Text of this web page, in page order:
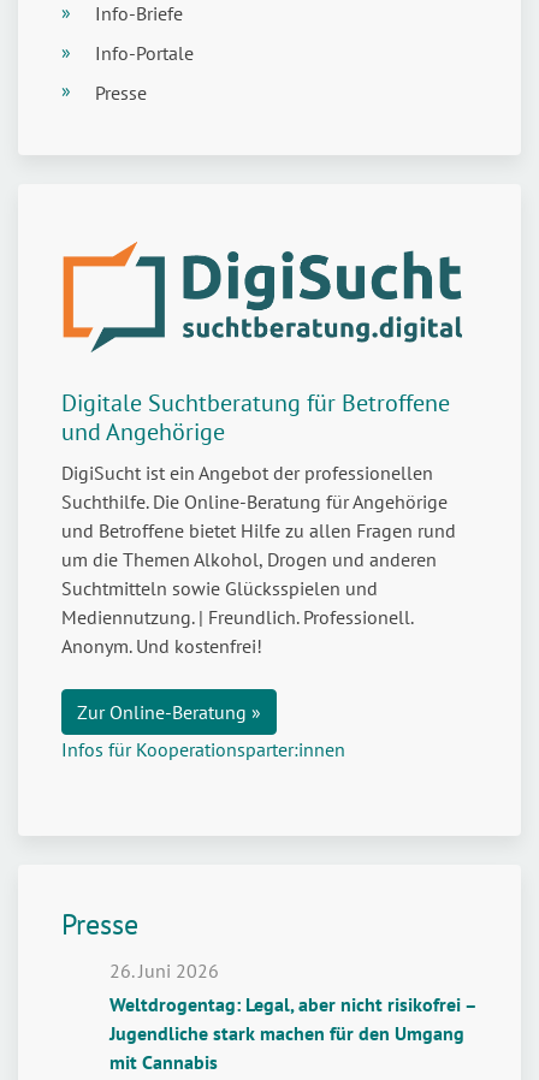
Info-Briefe
Info-Portale
Presse
Digitale Suchtberatung für Betroffene
und Angehörige
DigiSucht ist ein Angebot der professionellen
Suchthilfe. Die Online-Beratung für Angehörige
und Betroffene bietet Hilfe zu allen Fragen rund
um die Themen Alkohol, Drogen und anderen
Suchtmitteln sowie Glücksspielen und
Mediennutzung. | Freundlich. Professionell.
Anonym. Und kostenfrei!
Zur Online-Beratung »
Infos für Kooperationsparter:innen
Presse
Weltdrogentag: Legal, aber nicht risikofrei –
Jugendliche stark machen für den Umgang
mit Cannabis
26. Juni 2026